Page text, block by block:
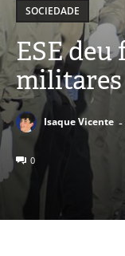
SOCIEDADE
ESE deu
Isaque Vicente -
0